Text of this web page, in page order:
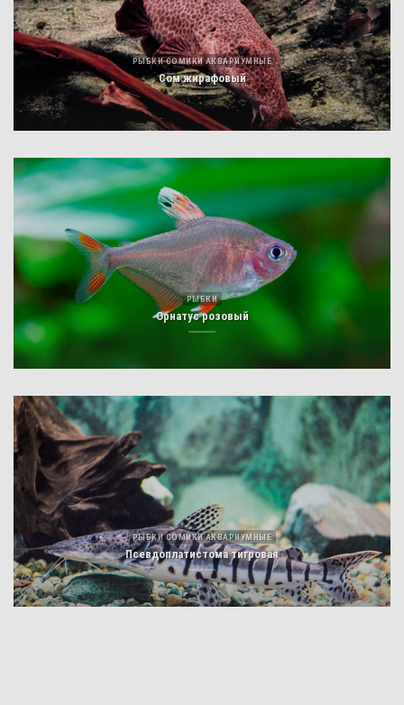
РЫБКИ СОМИКИ АКВАРИУМНЫЕ
Сом жирафовый
РЫБКИ
Орнатус розовый
РЫБКИ СОМИКИ АКВАРИУМНЫЕ
Псевдоплатистома тигровая